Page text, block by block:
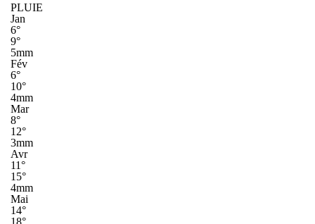
PLUIE
Jan
6°
9°
5mm
Fév
6°
10°
4mm
Mar
8°
12°
3mm
Avr
11°
15°
4mm
Mai
14°
18°